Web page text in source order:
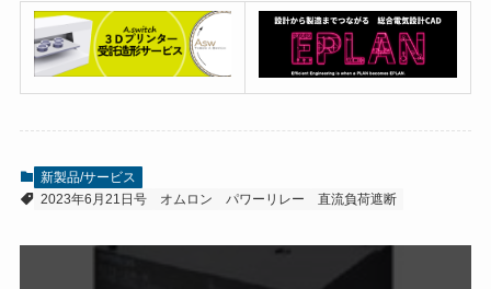
新製品/サービス
2023年6月21日号
オムロン パワーリレー 直流負荷遮断